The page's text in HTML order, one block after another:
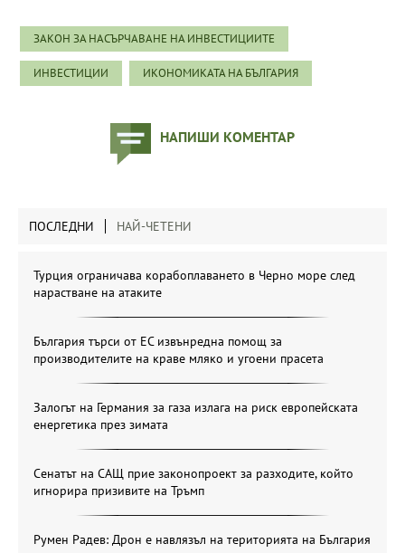
ЗАКОН ЗА НАСЪРЧАВАНЕ НА ИНВЕСТИЦИИТЕ
ИНВЕСТИЦИИ ИКОНОМИКАТА НА БЪЛГАРИЯ
НАПИШИ КОМЕНТАР
ПОСЛЕДНИ НАЙ-ЧЕТЕНИ
Турция ограничава корабоплаването в Черно море след
нарастване на атаките
България търси от ЕС извънредна помощ за
производителите на краве мляко и угоени прасета
Залогът на Германия за газа излага на риск европейската
енергетика през зимата
Сенатът на САЩ прие законопроект за разходите, който
игнорира призивите на Тръмп
Румен Радев: Дрон е навлязъл на територията на България